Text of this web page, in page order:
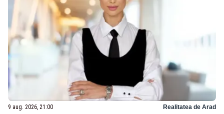
9 aug. 2026, 21:00 Realitatea de Arad